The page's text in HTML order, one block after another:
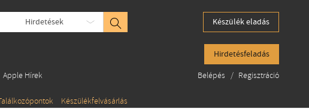
Hirdetések Készülék eladás
Hirdetésfeladás
Apple Hírek
Készülékfelvásárlás
Belépés / Regisztráció